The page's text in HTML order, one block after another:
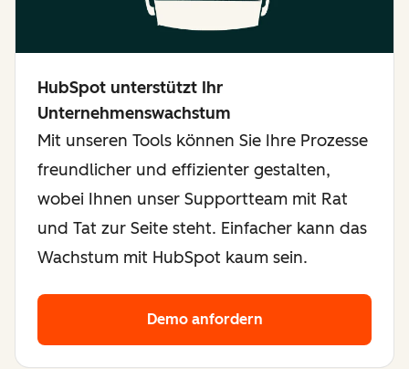
HubSpot unterstützt Ihr
Unternehmenswachstum
Mit unseren Tools können Sie Ihre Prozesse
freundlicher und effizienter gestalten,
wobei Ihnen unser Supportteam mit Rat
und Tat zur Seite steht. Einfacher kann das
Wachstum mit HubSpot kaum sein.
Demo anfordern